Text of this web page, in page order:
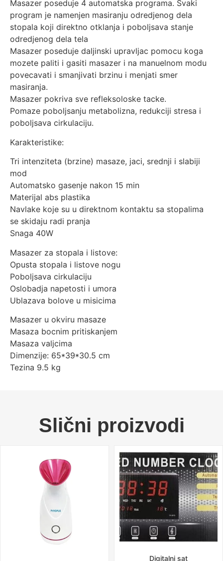
Masazer poseduje 4 automatska programa. Svaki
program je namenjen masiranju odredjenog dela
stopala koji direktno otklanja i poboljsava stanje
odredjenog dela tela
Masazer poseduje daljinski upravljac pomocu koga
mozete paliti i gasiti masazer i na manuelnom modu
povecavati i smanjivati brzinu i menjati smer
masiranja.
Masazer pokriva sve refleksoloske tacke.
Pomaze poboljsanju metabolizna, redukciji stresa i
poboljsava cirkulaciju.
Karakteristike:
Tri intenziteta (brzine) masaze, jaci, srednji i slabiji
mod
Automatsko gasenje nakon 15 min
Materijal abs plastika
Navlake koje su u direktnom kontaktu sa stopalima
se skidaju radi pranja
Snaga 40W
Masazer za stopala i listove:
Opusta stopala i listove nogu
Poboljsava cirkulaciju
Oslobadja napetosti i umora
Ublazava bolove u misicima
Masazer u okviru masaze
Masaza bocnim pritiskanjem
Masaza valjcima
Dimenzije: 65*39*30.5 cm
Tezina 9.5 kg
Slični proizvodi
Digitalni sat